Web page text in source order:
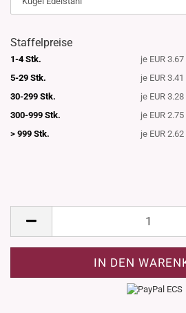
Staffelpreise
1-4 Stk.
je EUR 3.67
5-29 Stk.
je EUR 3.41
30-299 Stk.
je EUR 3.28
300-999 Stk.
je EUR 2.75
> 999 Stk.
je EUR 2.62